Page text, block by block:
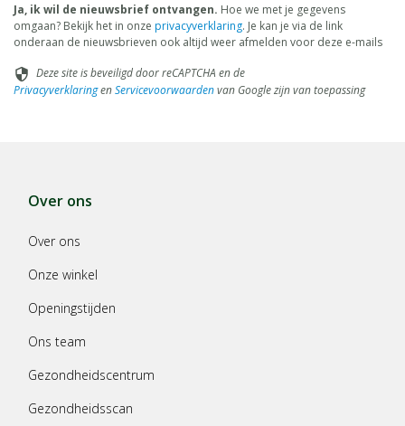
Ja, ik wil de nieuwsbrief ontvangen. Hoe we met je gegevens
omgaan? Bekijk het in onze privacyverklaring. Je kan je via de link
onderaan de nieuwsbrieven ook altijd weer afmelden voor deze e-mails
security Deze site is beveiligd door reCAPTCHA en de
PrivacyverklaringenServicevoorwaardenvan Google zijn van toepassing
Over ons
Over ons
Onze winkel
Openingstijden
Ons team
Gezondheidscentrum
Gezondheidsscan